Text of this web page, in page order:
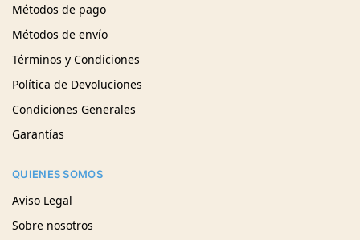
Métodos de pago
Métodos de envío
Términos y Condiciones
Política de Devoluciones
Condiciones Generales
Garantías
QUIENES SOMOS
Aviso Legal
Sobre nosotros